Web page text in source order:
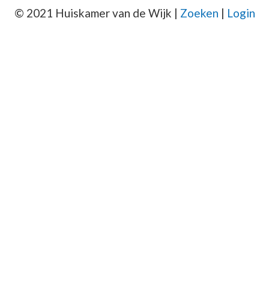
© 2021 Huiskamer van de Wijk | Zoeken | Login